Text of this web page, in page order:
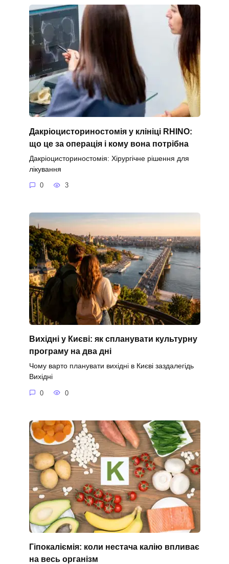
Дакріоцисториностомія у клініці RHINO:
що це за операція і кому вона потрібна
Дакріоцисториностомія: Хірургічне рішення для
лікування
0 3
Вихідні у Києві: як спланувати культурну
програму на два дні
Чому варто планувати вихідні в Києві заздалегідь
Вихідні
0 0
Гіпокаліємія: коли нестача калію впливає
на весь організм